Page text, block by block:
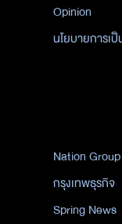
Opinion
นโยบายการเ
Nation Group
กรุงเทพธุรกิจ
Spring News